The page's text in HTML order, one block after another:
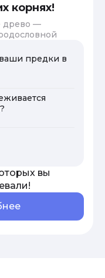
корнях!
древо —
предки в
вы